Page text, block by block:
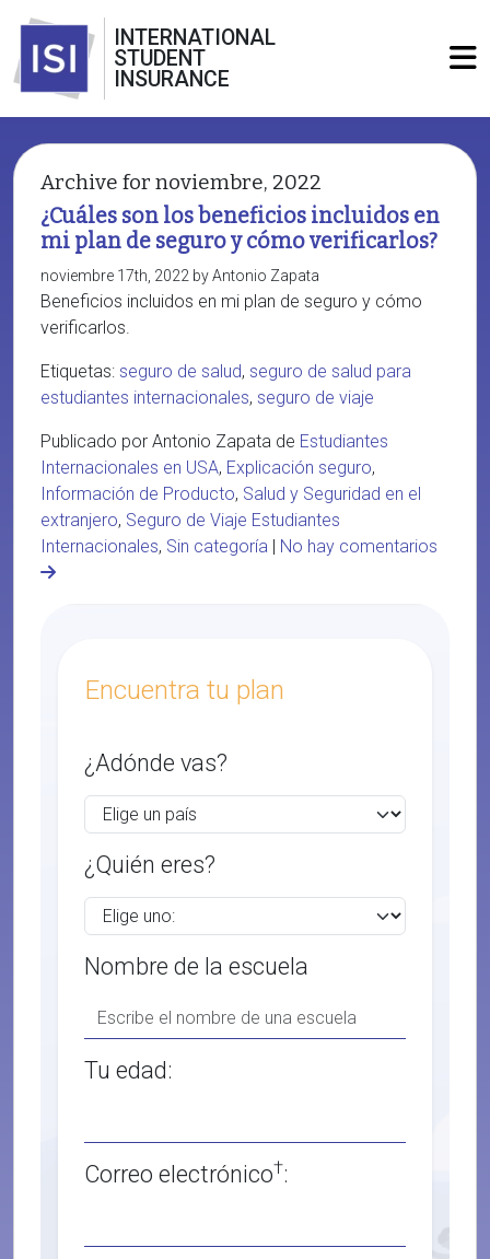
INTERNATIONAL
STUDENT
INSURANCE
Archive for noviembre, 2022
¿Cuáles son los beneficios incluidos en
mi plan de seguro y cómo verificarlos?
noviembre 17th, 2022 by Antonio Zapata
Beneficios incluidos en mi plan de seguro y cómo
verificarlos.
Etiquetas: seguro de salud, seguro de salud para
estudiantes internacionales, seguro de viaje
Publicado por Antonio Zapata de Estudiantes
Internacionales en USA, Explicación seguro,
Información de Producto, Salud y Seguridad en el
extranjero, Seguro de Viaje Estudiantes
Internacionales, Sin categoría | No hay comentarios
Encuentra tu plan
¿Adónde vas?
¿Quién eres?
Nombre de la escuela
Tu edad:
Correo electrónico†: